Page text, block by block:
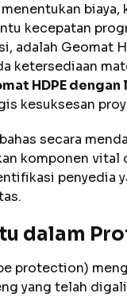
kecepatan
adalah Geomat
ketersediaan
HDPE
kesuksesan
secara
komponen vital
penyedia
dalam
protection)
yang telah